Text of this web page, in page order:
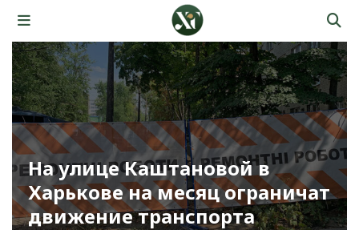
На улице Каштановой в
Харькове на месяц ограничат
движение транспорта